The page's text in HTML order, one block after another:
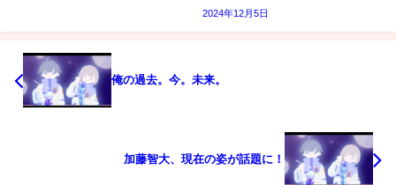
2024年12月5日
俺の過去。今。未来。
加藤智大、現在の姿が話題に！